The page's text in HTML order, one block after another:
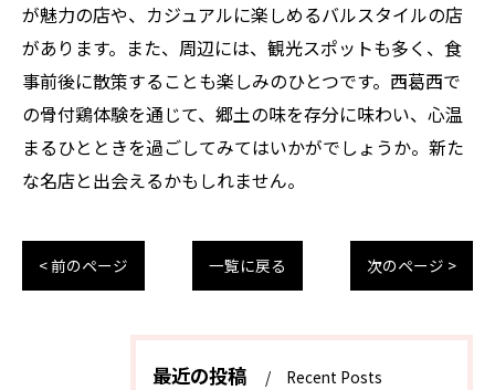
が魅力の店や、カジュアルに楽しめるバルスタイルの店
があります。また、周辺には、観光スポットも多く、食
事前後に散策することも楽しみのひとつです。西葛西で
の骨付鶏体験を通じて、郷土の味を存分に味わい、心温
まるひとときを過ごしてみてはいかがでしょうか。新た
な名店と出会えるかもしれません。
< 前のページ 一覧に戻る 次のページ >
最近の投稿 Recent Posts